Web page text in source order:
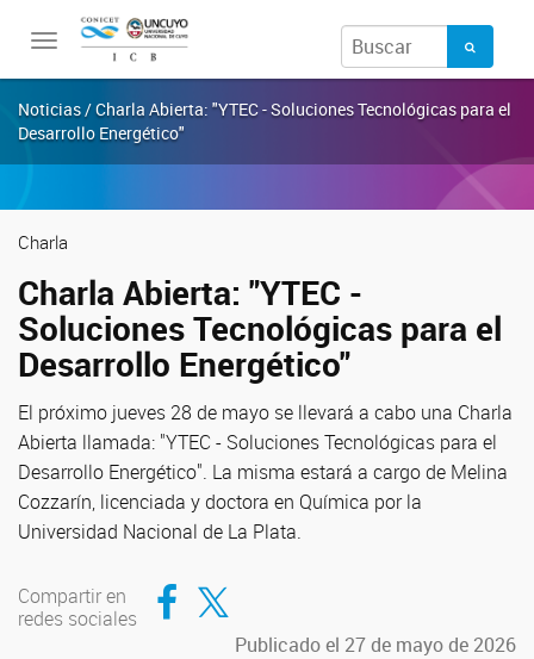
Toggle
navigation
Noticias / Charla Abierta: "YTEC - Soluciones Tecnológicas para el
Desarrollo Energético"
Charla
Charla Abierta: "YTEC -
Soluciones Tecnológicas para el
Desarrollo Energético"
El próximo jueves 28 de mayo se llevará a cabo una Charla
Abierta llamada: "YTEC - Soluciones Tecnológicas para el
Desarrollo Energético". La misma estará a cargo de Melina
Cozzarín, licenciada y doctora en Química por la
Universidad Nacional de La Plata.
Compartir en
redes sociales
Compartir en Facebook
Compartir en Twitter
Publicado el 27 de mayo de 2026